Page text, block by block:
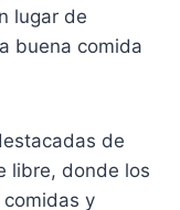
lugar de
buena comida
de
libre, donde los
y